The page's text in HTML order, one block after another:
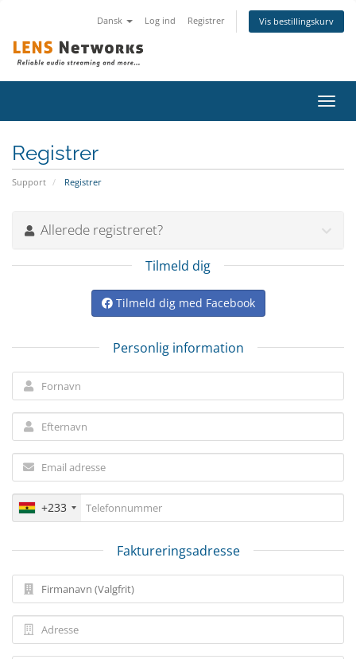
Dansk Log ind Registrer Vis bestillingskurv
Skift
Registrer
Support Registrer
Allerede registreret?
Tilmeld dig
Tilmeld dig med Facebook
Personlig information
+233
Faktureringsadresse